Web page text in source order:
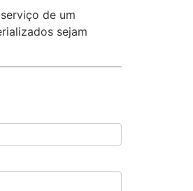
de um
sejam